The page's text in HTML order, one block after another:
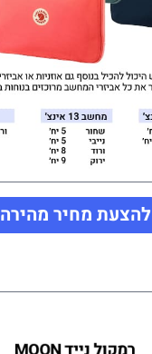
להצעת מחיר מהירה